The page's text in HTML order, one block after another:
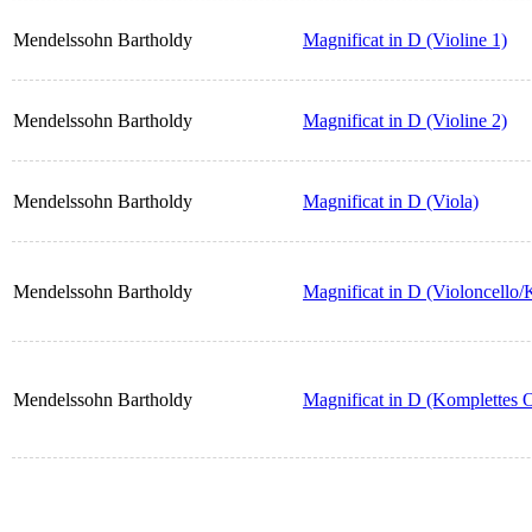
Mendelssohn Bartholdy Magnificat in D (Violine 1)
Mendelssohn Bartholdy Magnificat in D (Violine 2)
Mendelssohn Bartholdy Magnificat in D (Viola)
Mendelssohn Bartholdy Magnificat in D (Violoncello/
Mendelssohn Bartholdy Magnificat in D (Komplettes